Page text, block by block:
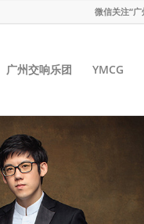
微信关注“广
广州交响乐团 YMCG